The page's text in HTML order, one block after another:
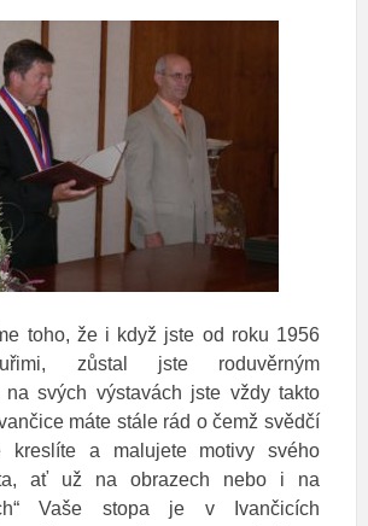
toho, že i když jste od roku 1956
zůstal jste roduvěrným
na svých výstavách jste vždy takto
máte stále rád o čemž svědčí
a malujete motivy svého
ať už na obrazech nebo i na
Vaše stopa je v Ivančicích